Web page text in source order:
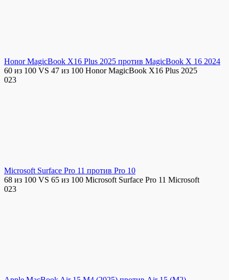
Honor MagicBook X16 Plus 2025 против MagicBook X 16 2024
60 из 100 VS 47 из 100 Honor MagicBook X16 Plus 2025
023
Microsoft Surface Pro 11 против Pro 10
68 из 100 VS 65 из 100 Microsoft Surface Pro 11 Microsoft
023